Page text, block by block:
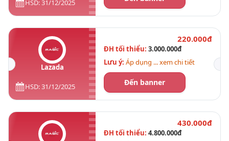
HSD: 31/12/2025
Lazada
HSD: 31/12/2025
220.000đ
ĐH tối thiểu: 3.000.000đ
Lưu ý: Áp dụng ... xem chi tiết
Đến banner
430.000đ
ĐH tối thiểu: 4.800.000đ